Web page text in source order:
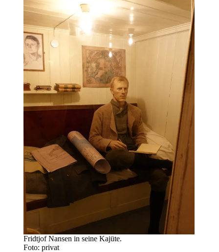
Fridtjof Nansen in seine Kajüte.
Foto: privat